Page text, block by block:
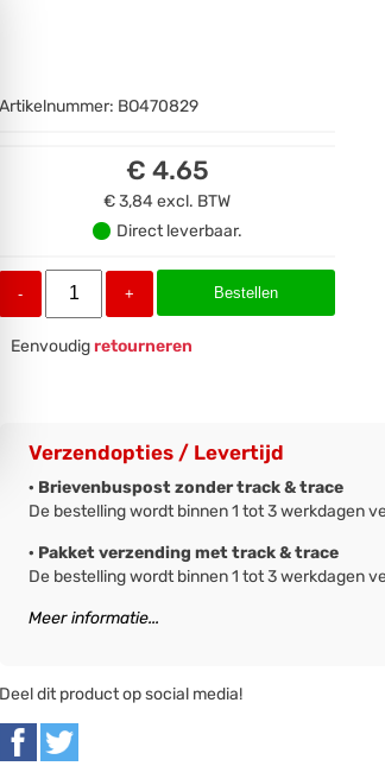
Artikelnummer: BO470829
€ 4.65
€ 3,84 excl. BTW
Direct leverbaar.
- + Bestellen
Eenvoudigretourneren
Verzendopties / Levertijd
· Brievenbuspost zonder track & trace
De bestelling wordt binnen 1 tot 3 werkdagen
· Pakket verzending met track & trace
De bestelling wordt binnen 1 tot 3 werkdagen
Meer informatie...
Deel dit product op social media!